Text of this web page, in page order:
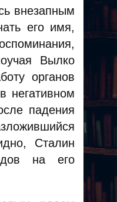
внезапным
его имя,
Вылко
органов
негативном
падения
Сталин
на его